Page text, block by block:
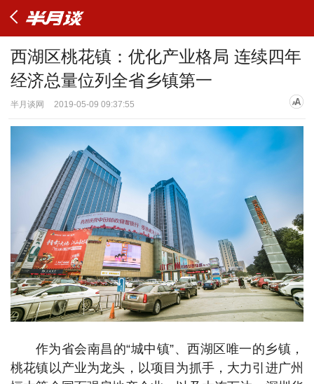
西湖区桃花镇：优化产业格局 连续四年
经济总量位列全省乡镇第一
半月谈网 2019-05-09 09:37:55
作为省会南昌的“城中镇”、西湖区唯一的乡镇，
桃花镇以产业为龙头，以项目为抓手，大力引进广州